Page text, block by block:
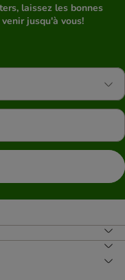
laissez les bonnes
jusqu'à vous!